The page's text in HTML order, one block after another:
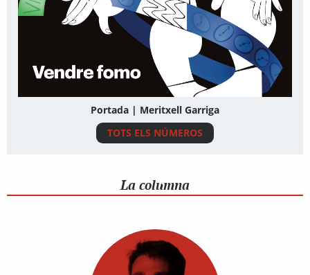
Portada | Meritxell Garriga
TOTS ELS NÚMEROS
La columna